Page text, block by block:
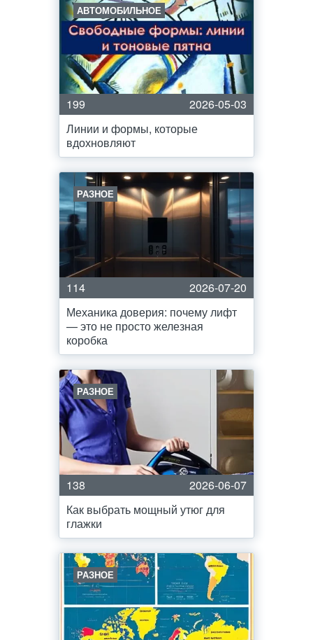
АВТОМОБИЛЬНОЕ
199
2026-05-03
Линии и формы, которые
вдохновляют
РАЗНОЕ
114
2026-07-20
Механика доверия: почему лифт
— это не просто железная
коробка
РАЗНОЕ
138
2026-06-07
Как выбрать мощный утюг для
глажки
РАЗНОЕ